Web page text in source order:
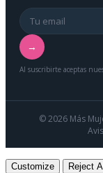
→
Al suscribirte aceptas
© 2026 Más
Customize Reject All